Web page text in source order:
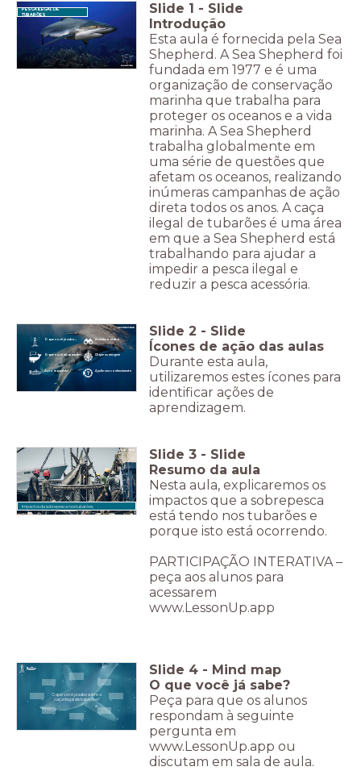
PESCA ILEGAL DE
TUBARÕES
Slide 1 - Slide
Introdução
Esta aula é fornecida pela Sea
Shepherd. A Sea Shepherd foi
fundada em 1977 e é uma
organização de conservação
marinha que trabalha para
proteger os oceanos e a vida
marinha. A Sea Shepherd
trabalha globalmente em
uma série de questões que
afetam os oceanos, realizando
inúmeras campanhas de ação
direta todos os anos. A caça
ilegal de tubarões é uma área
em que a Sea Shepherd está
trabalhando para ajudar a
impedir a pesca ilegal e
reduzir a pesca acessória.
O que você já sabe...
O que você irá aprender...
Ação requerida! Avalie seu conhecimento
Clique na imagem
Assista o vídeo
Slide 2 - Slide
Ícones de ação das aulas
Durante esta aula,
utilizaremos estes ícones para
identificar ações de
aprendizagem.
Impactos da sobrepesca nos tubarões.
Slide 3 - Slide
Resumo da aula
Nesta aula, explicaremos os
impactos que a sobrepesca
está tendo nos tubarões e
porque isto está ocorrendo.
PARTICIPAÇÃO INTERATIVA –
peça aos alunos para
acessarem
www.LessonUp.app
O que você já sabe sobre a
caça ilegal de tubarões?
Slide 4 - Mind map
O que você já sabe?
Peça para que os alunos
respondam à seguinte
pergunta em
www.LessonUp.app ou
discutam em sala de aula.